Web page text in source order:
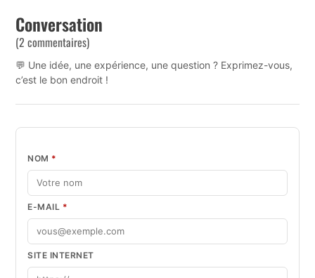
Conversation
(2 commentaires)
💬 Une idée, une expérience, une question ? Exprimez-vous,
c’est le bon endroit !
NOM *
E-MAIL *
SITE INTERNET